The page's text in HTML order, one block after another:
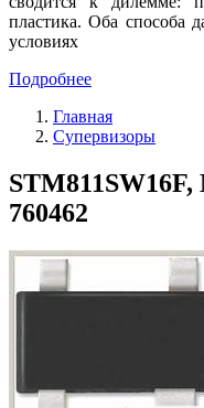
пластика. Оба способа
условиях
Подробнее
Главная
Супервизоры
760462